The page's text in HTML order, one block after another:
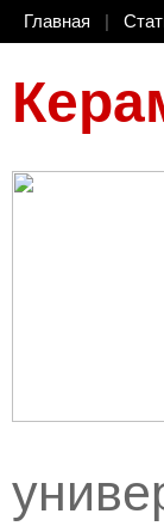
Главная